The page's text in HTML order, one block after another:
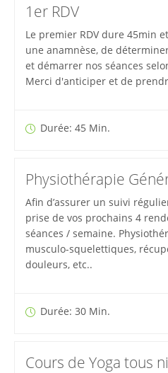
1er RDV
Le premier RDV dure 45min
une anamnèse, de
et démarrer nos séances
Merci d'anticiper et de
Durée: 45 Min.
Physiothérapie
Afin d’assurer un suivi
prise de vos prochains 4
séances / semaine.
musculo-squelettiques,
douleurs, etc..
Durée: 30 Min.
Cours de Yoga tous